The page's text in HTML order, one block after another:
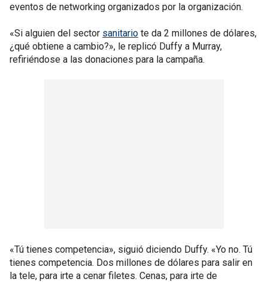
eventos de networking organizados por la organización.
«Si alguien del sector sanitario te da 2 millones de dólares,
¿qué obtiene a cambio?», le replicó Duffy a Murray,
refiriéndose a las donaciones para la campaña.
«Tú tienes competencia», siguió diciendo Duffy. «Yo no. Tú
tienes competencia. Dos millones de dólares para salir en
la tele, para irte a cenar filetes. Cenas, para irte de